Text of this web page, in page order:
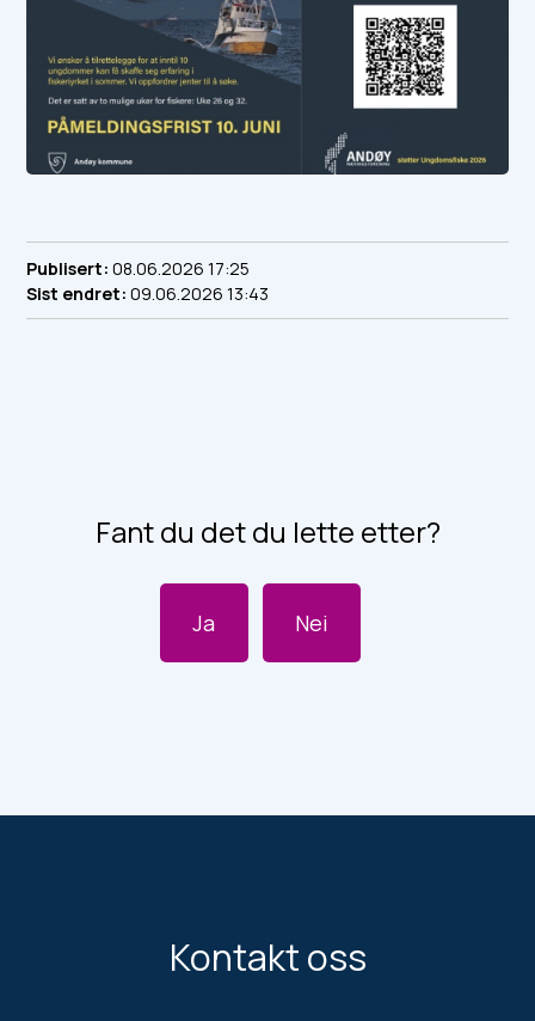
Publisert 08.06.2026 17:25
Sist endret 09.06.2026 13:43
Fant du det du lette etter?
Ja Nei
Kontakt oss